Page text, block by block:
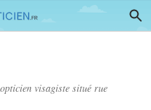
visagiste situé rue